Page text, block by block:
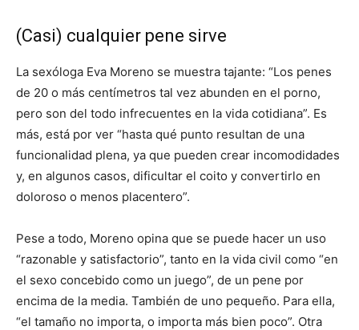
(Casi) cualquier pene sirve
La sexóloga Eva Moreno se muestra tajante: “Los penes
de 20 o más centímetros tal vez abunden en el porno,
pero son del todo infrecuentes en la vida cotidiana”. Es
más, está por ver “hasta qué punto resultan de una
funcionalidad plena, ya que pueden crear incomodidades
y, en algunos casos, dificultar el coito y convertirlo en
doloroso o menos placentero”.
Pese a todo, Moreno opina que se puede hacer un uso
“razonable y satisfactorio”, tanto en la vida civil como “en
el sexo concebido como un juego”, de un pene por
encima de la media. También de uno pequeño. Para ella,
“el tamaño no importa, o importa más bien poco”. Otra